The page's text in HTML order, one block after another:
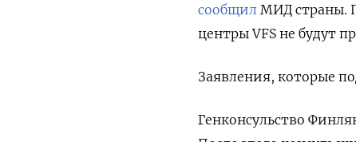
сообщил МИД страны.
центры VFS не будут
Заявления, которые
Генконсульство